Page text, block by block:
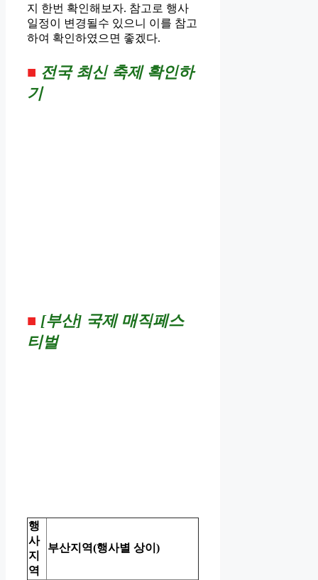
지 한번 확인해보자. 참고로 행사
일정이 변경될수 있으니 이를 참고
하여 확인하였으면 좋겠다.
■ 전국 최신 축제 확인하
기
■ [부산] 국제 매직페스
티벌
행
사
지
역
부산지역(행사별 상이)